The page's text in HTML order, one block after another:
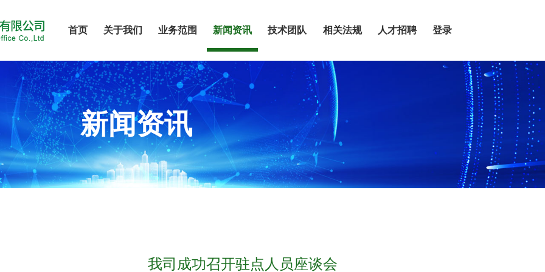
首页 关于我们 业务范围 新闻资讯 技术团队 相关法规 人才招聘 登录
新闻资讯
我司成功召开驻点人员座谈会